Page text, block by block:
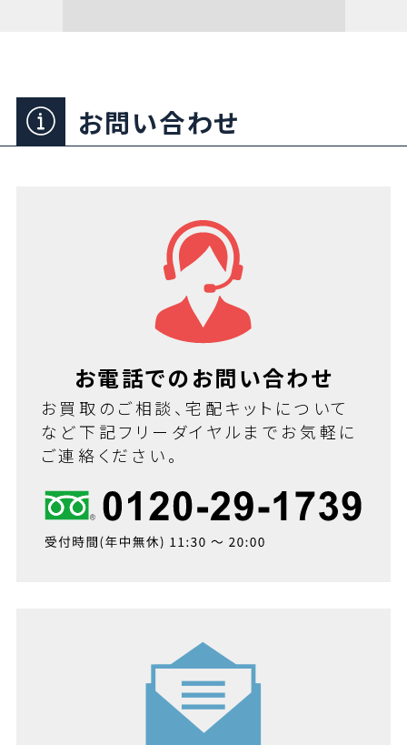
お問い合わせ
お電話でのお問い合わせ
お買取のご相談、宅配キットについて
など下記フリーダイヤルまでお気軽に
ご連絡ください。